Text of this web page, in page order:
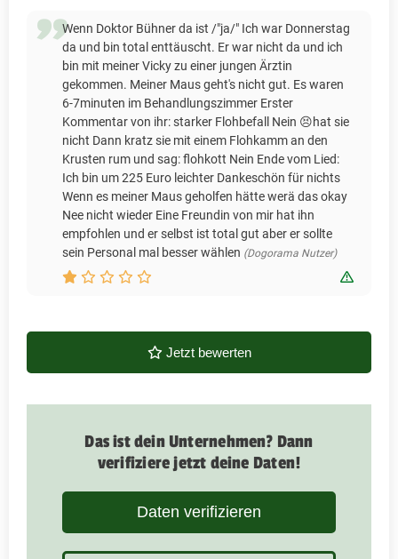
Wenn Doktor Bühner da ist /"ja/" Ich war Donnerstag
da und bin total enttäuscht. Er war nicht da und ich
bin mit meiner Vicky zu einer jungen Ärztin
gekommen. Meiner Maus geht's nicht gut. Es waren
6-7minuten im Behandlungszimmer Erster
Kommentar von ihr: starker Flohbefall Nein 😣hat sie
nicht Dann kratz sie mit einem Flohkamm an den
Krusten rum und sag: flohkott Nein Ende vom Lied:
Ich bin um 225 Euro leichter Dankeschön für nichts
Wenn es meiner Maus geholfen hätte werä das okay
Nee nicht wieder Eine Freundin von mir hat ihn
empfohlen und er selbst ist total gut aber er sollte
sein Personal mal besser wählen (Dogorama Nutzer)
Jetzt bewerten
Das ist dein Unternehmen? Dann
verifiziere jetzt deine Daten!
Daten verifizieren